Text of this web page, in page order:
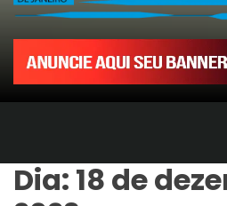
Dia: 18 de